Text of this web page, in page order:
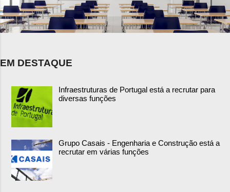
EM DESTAQUE
Infraestruturas de Portugal está a recrutar para
diversas funções
Grupo Casais - Engenharia e Construção está a
recrutar em várias funções